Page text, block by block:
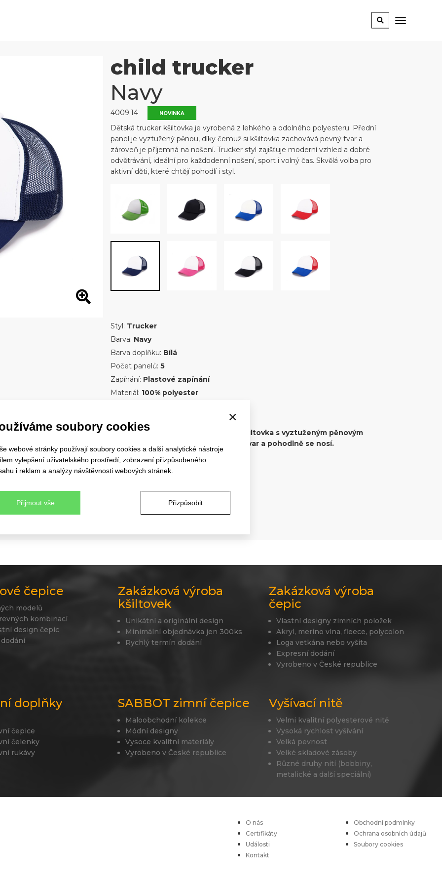
×
soubory cookies
webové stránky používají soubory cookies a další analytické nástroje
vylepšení uživatelského prostředí, zobrazení přizpůsobeného
i reklam a analýzy návštěvnosti webových stránek.
Přijmout vše Přizpůsobit
child trucker
Navy
4009.14 NOVINKA
Dětská trucker kšiltovka je vyrobená z lehkého a odolného polyesteru. Přední
panel je vyztužený pěnou, díky čemuž si kšiltovka zachovává pevný tvar a
zároveň je příjemná na nošení. Trucker styl zajišťuje moderní vzhled a dobré
odvětrávání, ideální pro každodenní nošení, sport i volný čas. Skvělá volba pro
aktivní děti, které chtějí pohodlí i styl.
Styl: Trucker
Barva: Navy
Barva doplňku: Bílá
Počet panelů: 5
Zapínání: Plastové zapínání
Materiál: 100% polyester
Specifikace:
Stylová dětská trucker kšiltovka s vyztuženým pěnovým
předním panelem, která skvěle drží tvar a pohodlně se nosí.
Velikost:Dětská
Skladem:Ano
Stáhnout
čepice
modelů
kombinací
design čepic
Zakázková výroba
kšiltovek
Unikátní a originální design
Minimální objednávka jen 300ks
Rychlý termín dodání
Zakázková výroba
čepic
Vlastní designy zimních položek
Akryl, merino vlna, fleece, polycolon
Loga vetkána nebo vyšita
Expresní dodání
Vyrobeno v České republice
doplňky
čepice
čelenky
rukávy
SABBOT zimní čepice
Maloobchodní kolekce
Módní designy
Vysoce kvalitní materiály
Vyrobeno v České republice
Vyšívací nitě
Velmi kvalitní polyesterové nitě
Vysoká rychlost vyšívání
Velká pevnost
Velké skladové zásoby
Různé druhy nití (bobbiny,
metalické a další speciální)
O nás
Certifikáty
Události
Kontakt
Obchodní podmínky
Ochrana osobních údajů
Soubory cookies